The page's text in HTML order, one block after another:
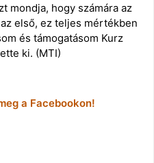
mondja, hogy számára az
első, ez teljes mértékben
és támogatásom Kurz
ki. (MTI)
a Facebookon!